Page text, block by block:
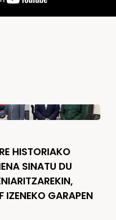
HISTORIAKO
SINATU DU
IZENEKO GARAPEN